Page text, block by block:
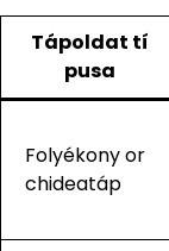
Tápoldat tí
pusa
Folyékony or
chideatáp